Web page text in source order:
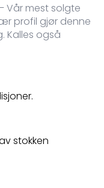
– Vår mest solgte
profil gjør denne
Kalles også
stokken